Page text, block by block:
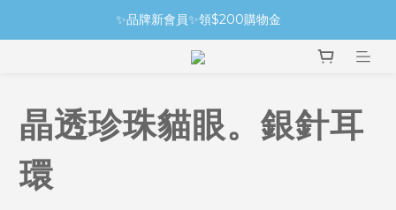
✨品牌新會員✨領$200購物金
晶透珍珠貓眼。銀針耳
環